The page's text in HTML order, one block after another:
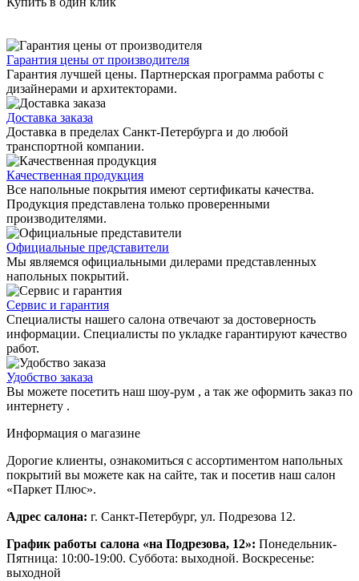
Гарантия цены от производителя
Гарантия лучшей цены. Партнерская программа работы с
дизайнерами и архитекторами.
Доставка заказа
Доставка в пределах Санкт-Петербурга и до любой
транспортной компании.
Качественная продукция
Все напольные покрытия имеют сертификаты качества.
Продукция представлена только проверенными
производителями.
Официальные представители
Мы являемся официальными дилерами представленных
напольных покрытий.
Сервис и гарантия
Специалисты нашего салона отвечают за достоверность
информации. Специалисты по укладке гарантируют качество
работ.
Удобство заказа
Вы можете посетить наш шоу-рум , а так же оформить заказ по
интернету .
Информация о магазине
Дорогие клиенты, ознакомиться с ассортиментом напольных
покрытий вы можете как на сайте, так и посетив наш салон
«Паркет Плюс».
Адрес салона: г. Санкт-Петербург, ул. Подрезова 12.
График работы салона «на Подрезова, 12»: Понедельник-
Пятница: 10:00-19:00. Суббота: выходной. Воскресенье:
выходной